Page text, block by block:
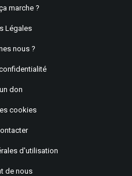
marche ?
Légales
nous ?
don
cookies
d'utilisation
de nous